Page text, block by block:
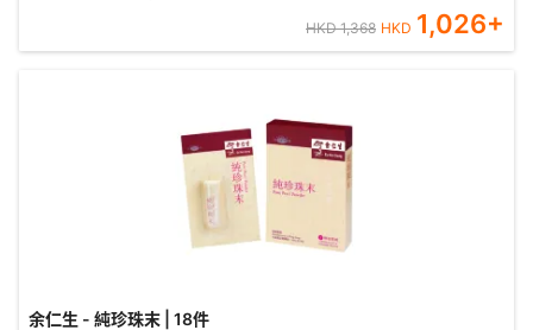
HKD1,368 HKD 1,026+
余仁生 - 純珍珠末 | 18件